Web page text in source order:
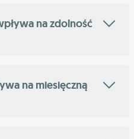
na zdolność
na miesięczną